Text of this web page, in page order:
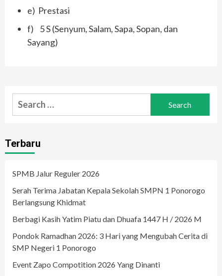
e) Prestasi
f) 5 S (Senyum, Salam, Sapa, Sopan, dan
Sayang)
Search
for:
Terbaru
SPMB Jalur Reguler 2026
Serah Terima Jabatan Kepala Sekolah SMPN 1 Ponorogo
Berlangsung Khidmat
Berbagi Kasih Yatim Piatu dan Dhuafa 1447 H / 2026 M
Pondok Ramadhan 2026: 3 Hari yang Mengubah Cerita di
SMP Negeri 1 Ponorogo
Event Zapo Compotition 2026 Yang Dinanti